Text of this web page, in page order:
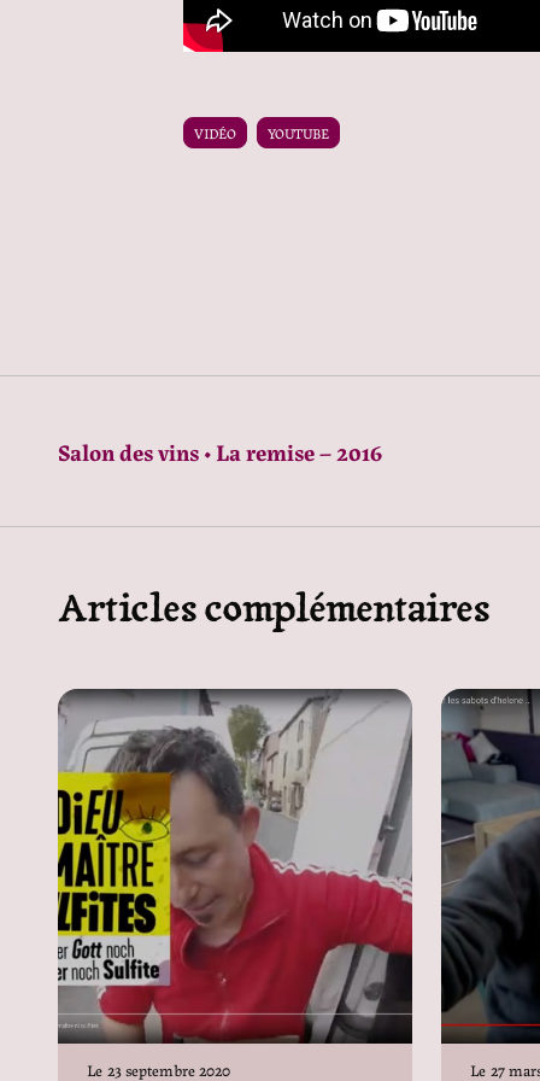
VIDÉO YOUTUBE
Salon des vins • La remise – 2016
Articles complémentaires
Le 23 septembre 2020 Le 27